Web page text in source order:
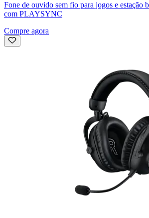
Fone de ouvido sem fio para jogos e estação
com PLAYSYNC
Compre agora